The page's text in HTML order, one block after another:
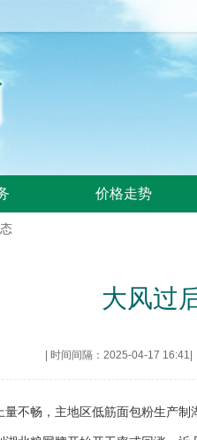
价格走势
大风过
时间间隔：2025-04-17 16:41
畅，主地区低筋面包粉生产制